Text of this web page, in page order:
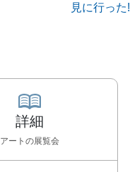
見に行った!
詳細
アート の展覧会